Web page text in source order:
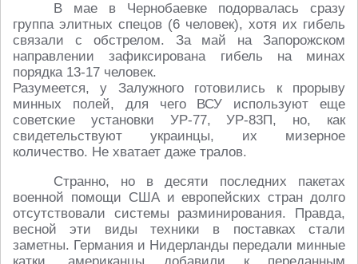
В мае в Чернобаевке подорвалась сразу
группа элитных спецов (6 человек), хотя их гибель
связали с обстрелом. За май на Запорожском
направлении зафиксирована гибель на минах
порядка 13-17 человек.
Разумеется, у Залужного готовились к прорыву
минных полей, для чего ВСУ используют еще
советские установки УР-77, УР-83П, но, как
свидетельствуют украинцы, их мизерное
количество. Не хватает даже тралов.
Странно, но в десяти последних пакетах
военной помощи США и европейских стран долго
отсутствовали системы разминирования. Правда,
весной эти виды техники в поставках стали
заметны. Германия и Нидерланды передали минные